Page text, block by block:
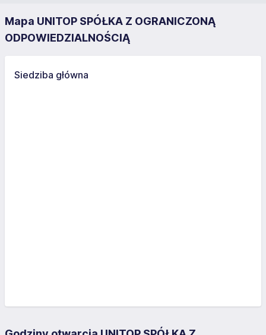
Mapa UNITOP SPÓŁKA Z OGRANICZONĄ
ODPOWIEDZIALNOŚCIĄ
Siedziba główna